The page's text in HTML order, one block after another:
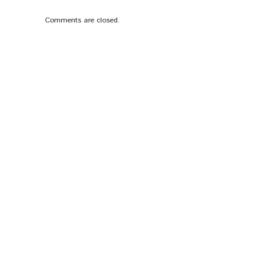
Comments are closed.